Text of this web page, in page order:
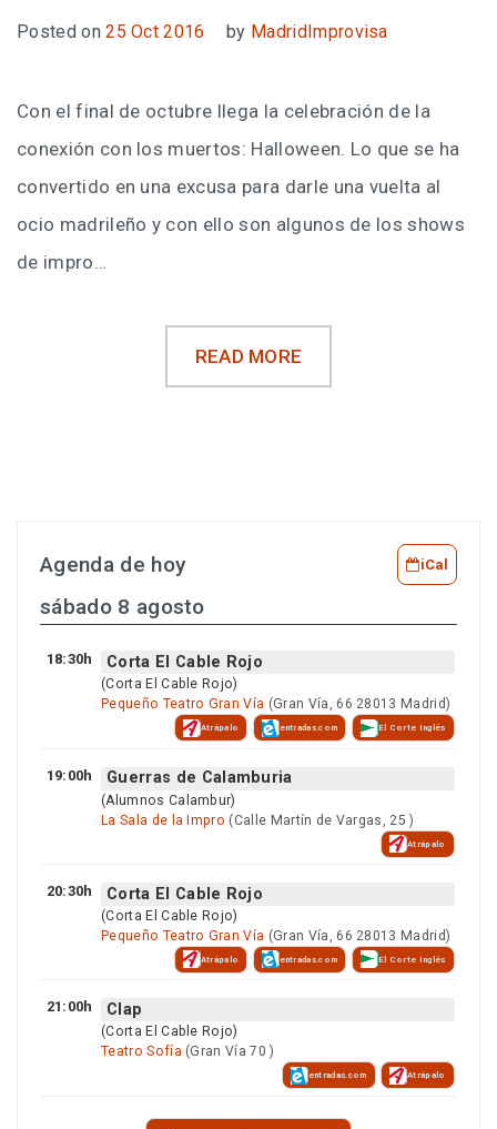
Posted on25 Oct 2016 by MadridImprovisa
Con el final de octubre llega la celebración de la
conexión con los muertos: Halloween. Lo que se ha
convertido en una excusa para darle una vuelta al
ocio madrileño y con ello son algunos de los shows
de impro…
READ MORE
Agenda de hoy iCal
sábado 8 agosto
18:30h Corta El Cable Rojo
(Corta El Cable Rojo)
Pequeño Teatro Gran Vía (Gran Vía, 66 28013 Madrid)
Atrápalo entradas.com El Corte Inglés
19:00h Guerras de Calamburia
(Alumnos Calambur)
La Sala de la Impro (Calle Martín de Vargas, 25 )
Atrápalo
20:30h Corta El Cable Rojo
(Corta El Cable Rojo)
Pequeño Teatro Gran Vía (Gran Vía, 66 28013 Madrid)
Atrápalo entradas.com El Corte Inglés
21:00h Clap
(Corta El Cable Rojo)
Teatro Sofía (Gran Vía 70 )
entradas.com Atrápalo